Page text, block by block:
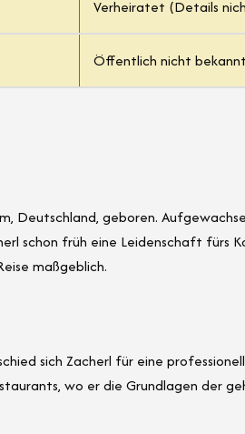
Verheiratet (Details
Öffentlich nicht bekannt
Deutschland, geboren.
schon früh eine Leidenschaft fürs
maßgeblich.
sich Zacherl für eine
wo er die Grundlagen der